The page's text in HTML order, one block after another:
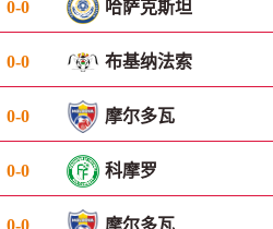
0-0 哈萨克斯坦
0-0 布基纳法索
0-0 摩尔多瓦
0-0 科摩罗
0-0 摩尔多瓦